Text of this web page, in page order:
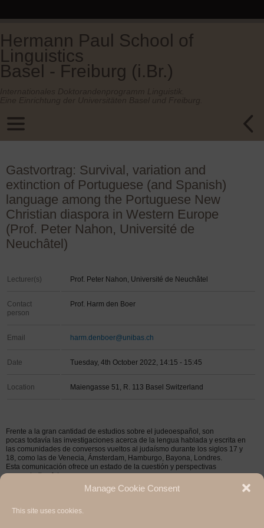
Manage Cookie Consent
This site uses cookies.
Hermann Paul School of
Linguistics
Basel - Freiburg (i.Br.)
Gastvortrag: Survival, variation and
extinction of Portuguese (and Spanish)
language among the Portuguese New
Christian diaspora in Western Europe
(Prof. Peter Nahon, Université de
Neuchâtel)
Lecturer(s) Prof. Peter Nahon, Université de Neuchâtel
Contact
person
Prof. Harm den Boer
Email harm.denboer@unibas.ch
Date Tuesday, 4th October 2022, 14:15 - 15:45
Location Maiengasse 51, R. 113 Basel Switzerland
Frente a la gran cantidad de estudios sobre el judeoespañol, son
pocas todavía las investigaciones acerca de la lengua hablada y escrita en
las comunidades de conversos vueltos al judaísmo durante los siglos 17 y
18, como las de Venecia, Ámsterdam, Hamburgo, Bayona, Londres.
Esta comunicación ofrece un estado de la cuestión y perspectivas
para estudios futuros.